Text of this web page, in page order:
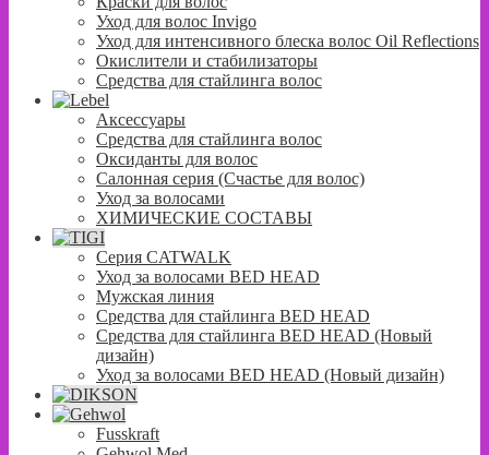
Уход для волос Invigo
Уход для интенсивного блеска волос Oil Reflections
Окислители и стабилизаторы
Средства для стайлинга волос
Аксессуары
Средства для стайлинга волос
Оксиданты для волос
Салонная серия (Счастье для волос)
Уход за волосами
ХИМИЧЕСКИЕ СОСТАВЫ
Серия CATWALK
Уход за волосами BED HEAD
Мужская линия
Средства для стайлинга BED HEAD
Средства для стайлинга BED HEAD (Новый
дизайн)
Уход за волосами BED HEAD (Новый дизайн)
Fusskraft